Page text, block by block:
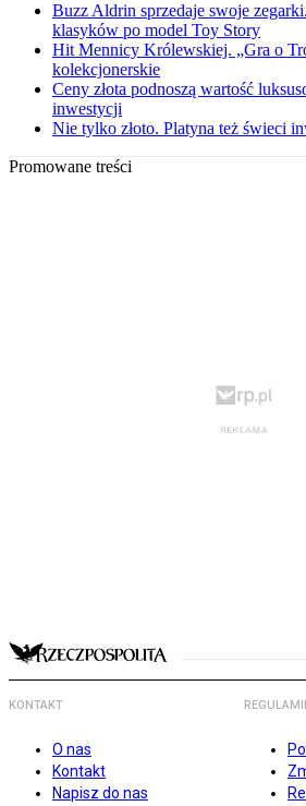
Buzz Aldrin sprzedaje swoje
klasyków po model Toy Story
Hit Mennicy Królewskiej. „Gra o
kolekcjonerskie
Ceny złota podnoszą wartość
inwestycji
Nie tylko złoto. Platyna też świeci
Promowane treści
KONTAKT
O nas
Kontakt
Napisz do nas